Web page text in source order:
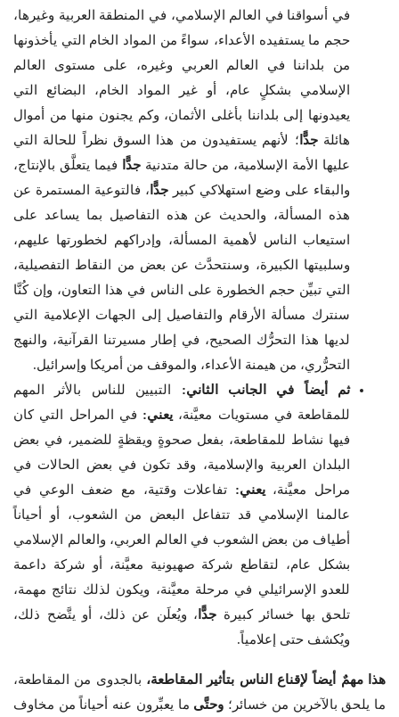
في أسواقنا في العالم الإسلامي، في المنطقة العربية وغيرها،
حجم ما يستفيده الأعداء، سواءً من المواد الخام التي يأخذونها
من بلداننا في العالم العربي وغيره، على مستوى العالم
الإسلامي بشكلٍ عام، أو غير المواد الخام، البضائع التي
يعيدونها إلى بلداننا بأغلى الأثمان، وكم يجنون منها من أموال
هائلةجدًّا ؛ لأنهم يستفيدون من هذا السوق نظراً للحالة التي
عليها الأمة الإسلامية، من حالة متدنية جدًّا
فيما يتعلَّق بالإنتاج،
والبقاء على وضع استهلاكي كبير جدًّا ، فالتوعية المستمرة عن
هذه المسألة، والحديث عن هذه التفاصيل بما يساعد على
استيعاب الناس لأهمية المسألة، وإدراكهم لخطورتها عليهم،
وسلبيتها الكبيرة، وسنتحدَّث عن بعض من النقاط التفصيلية،
التي تبيِّن حجم الخطورة على الناس في هذا التعاون، وإن كُنَّا
سنترك مسألة الأرقام والتفاصيل إلى الجهات الإعلامية التي
لديها هذا التحرُّك الصحيح، في إطار مسيرتنا القرآنية، والنهج
التحرُّري، من هيمنة الأعداء، والموقف من أمريكا وإسرائيل.
ثم أيضاً في الجانب الثاني: التبيين للناس بالأثر المهم
للمقاطعة في مستويات معيَّنة، يعني: في المراحل التي كان
فيها نشاط للمقاطعة، بفعل صحوةٍ ويقظةٍ للضمير، في بعض
البلدان العربية والإسلامية، وقد تكون في بعض الحالات في
مراحل معيَّنة،يعني: تفاعلات وقتية، مع ضعف الوعي في
عالمنا الإسلامي قد تتفاعل البعض من الشعوب، أو أحياناً
أطياف من بعض الشعوب في العالم العربي، والعالم الإسلامي
بشكل عام، لتقاطع شركة صهيونية معيَّنة، أو شركة داعمة
للعدو الإسرائيلي في مرحلة معيَّنة، ويكون لذلك نتائج مهمة،
تلحق بها خسائر كبيرة جدًّا ، ويُعلَن عن ذلك، أو يتَّضح ذلك،
ويُكشف حتى إعلامياً.
هذا مهمٌ أيضاً لإقناع الناس بتأثير المقاطعة، بالجدوى من المقاطعة،
ما يلحق بالآخرين من خسائر؛ وحتَّى ما يعبِّرون عنه أحياناً من مخاوف